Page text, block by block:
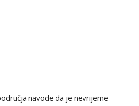
navode da je nevrijeme